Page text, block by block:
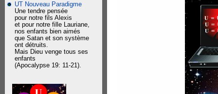
UT Nouveau Paradigme
Une tendre pensée
pour notre fils Alexis
et pour notre fille Lauriane,
nos enfants bien aimés
que Satan et son système
ont détruits.
Mais Dieu venge tous ses
enfants
(Apocalypse 19: 11-21).